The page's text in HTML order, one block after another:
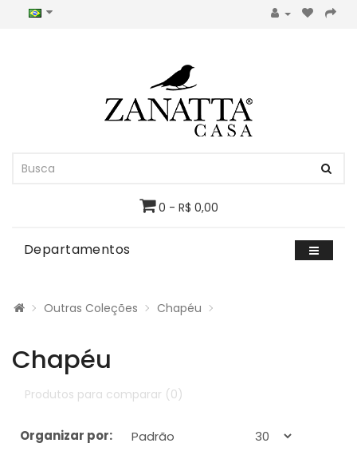
0 - R$ 0,00
Departamentos
Outras Coleções Chapéu
Chapéu
Produtos para comparar (0)
Organizar por: